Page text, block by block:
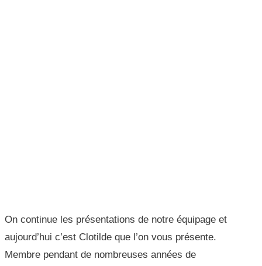
On continue les présentations de notre équipage et
aujourd’hui c’est Clotilde que l’on vous présente.
Membre pendant de nombreuses années de